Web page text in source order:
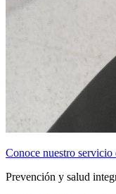
Conoce nuestro servicio
Prevención y salud